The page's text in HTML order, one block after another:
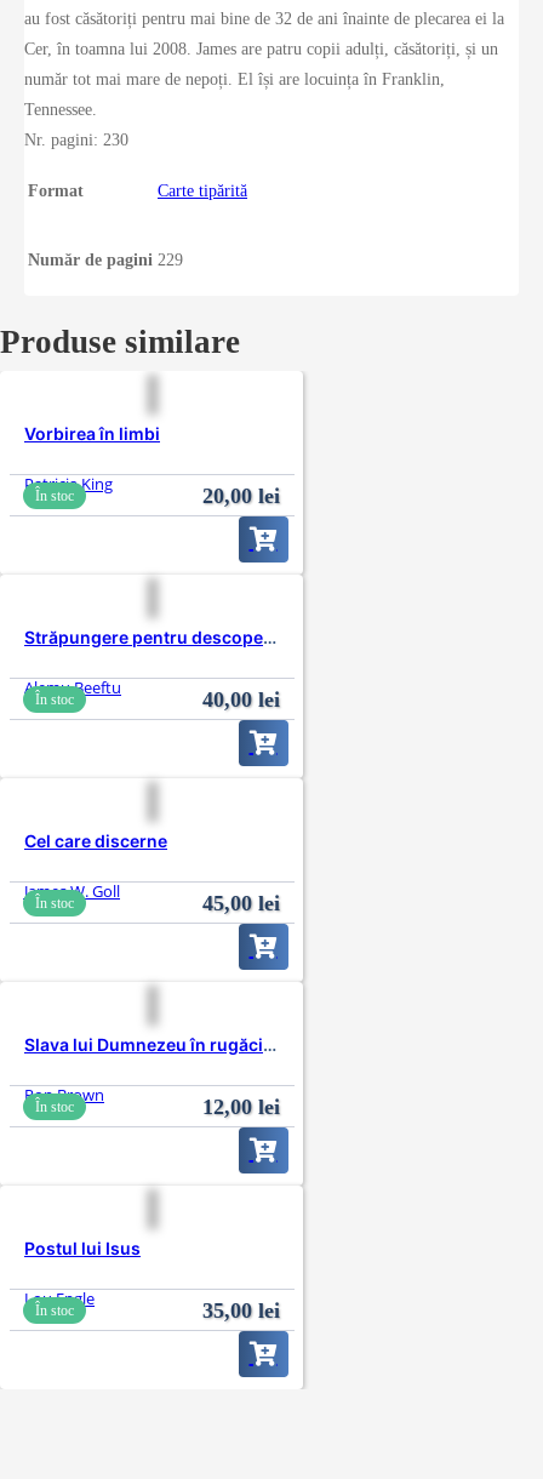
au fost căsătoriți pentru mai bine de 32 de ani înainte de plecarea ei la
Cer, în toamna lui 2008. James are patru copii adulți, căsătoriți, și un
număr tot mai mare de nepoți. El își are locuința în Franklin,
Tennessee.
Nr. pagini: 230
Format Carte tipărită
Număr de pagini 229
Produse similare
Vorbirea în limbi
Patricia King
În stoc 20,00 lei
Străpungere pentru descoperire
Alemu Beeftu
În stoc 40,00 lei
Cel care discerne
James W. Goll
În stoc 45,00 lei
Slava lui Dumnezeu în rugăciune
Ron Brown
În stoc 12,00 lei
Postul lui Isus
Lou Engle
În stoc 35,00 lei